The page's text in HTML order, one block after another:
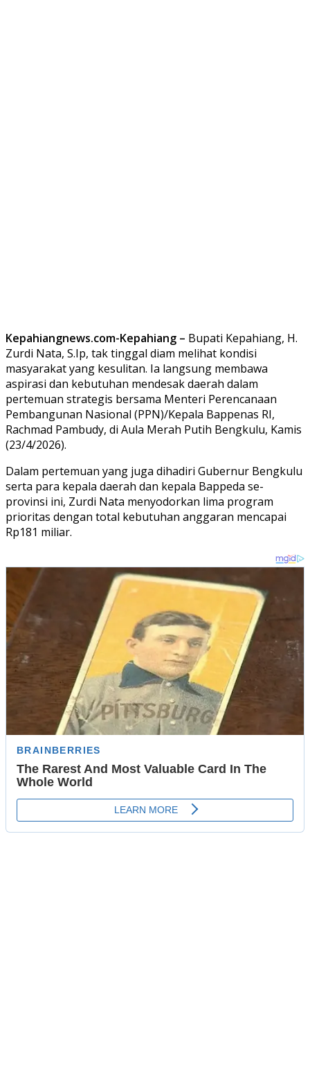
Kepahiangnews.com-Kepahiang – Bupati Kepahiang, H.
Zurdi Nata, S.Ip, tak tinggal diam melihat kondisi
masyarakat yang kesulitan. Ia langsung membawa
aspirasi dan kebutuhan mendesak daerah dalam
pertemuan strategis bersama Menteri Perencanaan
Pembangunan Nasional (PPN)/Kepala Bappenas RI,
Rachmad Pambudy, di Aula Merah Putih Bengkulu, Kamis
(23/4/2026).
Dalam pertemuan yang juga dihadiri Gubernur Bengkulu
serta para kepala daerah dan kepala Bappeda se-
provinsi ini, Zurdi Nata menyodorkan lima program
prioritas dengan total kebutuhan anggaran mencapai
Rp181 miliar.